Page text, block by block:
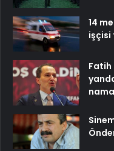
14
işçisi
Fatih